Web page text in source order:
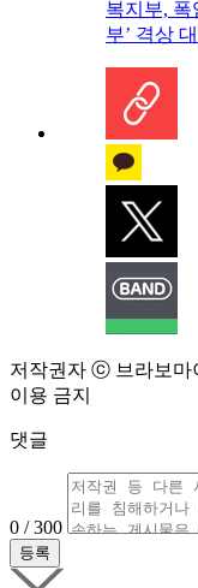
복지부,
부’ 격상
저작권자 ⓒ 브라보마
이용 금지
댓글
0 / 300